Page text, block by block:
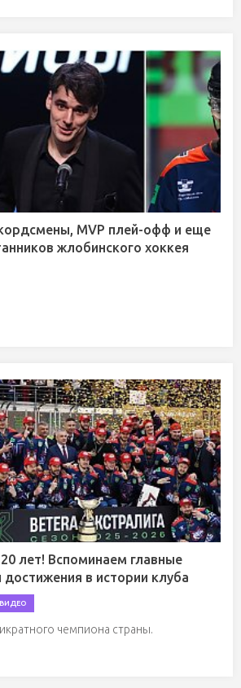
MVP плей-офф и еще
жлобинского хоккея
лет! Вспоминаем главные
в истории клуба
ВИДЕО
чемпиона страны.